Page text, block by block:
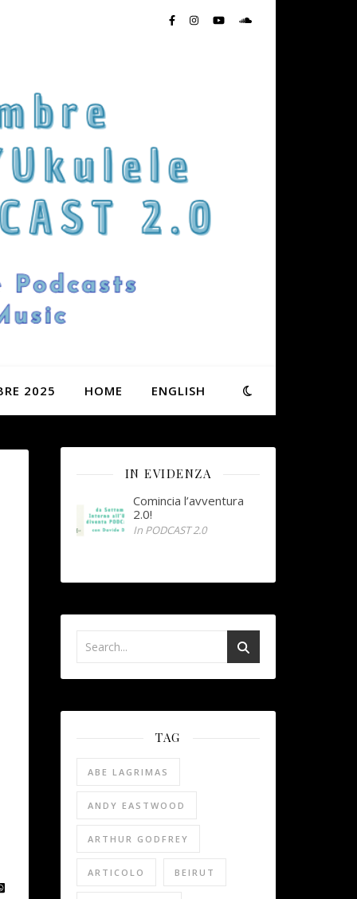
2025 HOME ENGLISH
IN EVIDENZA
Comincia l’avventura
2.0!
In PODCAST 2.0
TAG
ABE LAGRIMAS
ANDY EASTWOOD
ARTHUR GODFREY
ARTICOLO BEIRUT